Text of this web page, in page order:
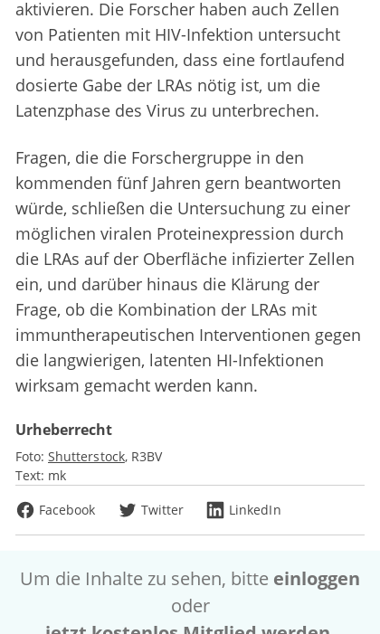
aktivieren. Die Forscher haben auch Zellen
von Patienten mit HIV-Infektion untersucht
und herausgefunden, dass eine fortlaufend
dosierte Gabe der LRAs nötig ist, um die
Latenzphase des Virus zu unterbrechen.
Fragen, die die Forschergruppe in den
kommenden fünf Jahren gern beantworten
würde, schließen die Untersuchung zu einer
möglichen viralen Proteinexpression durch
die LRAs auf der Oberfläche infizierter Zellen
ein, und darüber hinaus die Klärung der
Frage, ob die Kombination der LRAs mit
immuntherapeutischen Interventionen gegen
die langwierigen, latenten HI-Infektionen
wirksam gemacht werden kann.
Urheberrecht
Foto: Shutterstock R3BV
Text: mk
Facebook
Twitter LinkedIn
Um die Inhalte zu sehen, bitte einloggen
oder